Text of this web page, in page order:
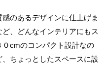
のあるデザインに仕上げま
、どんなインテリアにもス
cmのコンパクト設計なの
ちょっとしたスペースに設